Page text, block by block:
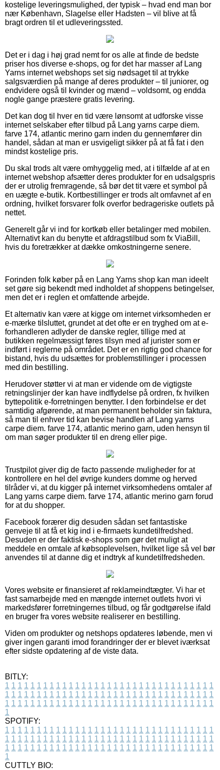
kostelige leveringsmulighed, der typisk – hvad end man bor
nær København, Slagelse eller Hadsten – vil blive at få
bragt ordren til et udleveringssted.
Det er i dag i høj grad nemt for os alle at finde de bedste
priser hos diverse e-shops, og for det har masser af Lang
Yarns internet webshops set sig nødsaget til at trykke
salgsværdien på mange af deres produkter – til juniorer, og
endvidere også til kvinder og mænd – voldsomt, og endda
nogle gange præstere gratis levering.
Det kan dog til hver en tid være lønsomt at udforske visse
internet selskaber efter tilbud på Lang yarns carpe diem.
farve 174, atlantic merino garn inden du gennemfører din
handel, sådan at man er usvigeligt sikker på at få fat i den
mindst kostelige pris.
Du skal trods alt være omhyggelig med, at i tilfælde af at en
internet webshop afsætter deres produkter for en udsalgspris
der er utrolig fremragende, så bør det tit være et symbol på
en uægte e-butik. Kortbestillinger er trods alt omfavnet af en
ordning, hvilket forsvarer folk overfor bedrageriske outlets på
nettet.
Generelt går vi ind for kortkøb eller betalinger med mobilen.
Alternativt kan du benytte et afdragstilbud som fx ViaBill,
hvis du foretrækker at dække omkostningerne senere.
Forinden folk køber på en Lang Yarns shop kan man ideelt
set gøre sig bekendt med indholdet af shoppens betingelser,
men det er i reglen et omfattende arbejde.
Et alternativ kan være at kigge om internet virksomheden er
e-mærke tilsluttet, grundet at det ofte er en tryghed om at e-
forhandleren adlyder de danske regler, tillige med at
butikken regelmæssigt føres tilsyn med af jurister som er
indført i reglerne på området. Det er en rigtig god chance for
bistand, hvis du udsættes for problemstillinger i processen
med din bestilling.
Herudover støtter vi at man er vidende om de vigtigste
retningslinjer der kan have indflydelse på ordren, fx hvilken
byttepolitik e-forretningen benytter. I den forbindelse er det
samtidig afgørende, at man permanent beholder sin faktura,
så man til enhver tid kan bevise handlen af Lang yarns
carpe diem. farve 174, atlantic merino garn, uden hensyn til
om man søger produkter til en dreng eller pige.
Trustpilot giver dig de facto passende muligheder for at
kontrollere en hel del øvrige kunders domme og herved
tilråder vi, at du kigger på internet virksomhedens omtaler af
Lang yarns carpe diem. farve 174, atlantic merino garn forud
for at du shopper.
Facebook forærer dig desuden sådan set fantastiske
genveje til at få et kig ind i e-firmaets kundetilfredshed.
Desuden er der faktisk e-shops som gør det muligt at
meddele en omtale af købsoplevelsen, hvilket lige så vel bør
anvendes til at danne dig et indtryk af kundetilfredsheden.
Vores website er finansieret af reklameindtægter. Vi har et
fast samarbejde med en mængde internet outlets hvori vi
markedsfører forretningernes tilbud, og får godtgørelse ifald
en bruger fra vores website realiserer en bestilling.
Viden om produkter og netshops opdateres løbende, men vi
giver ingen garanti imod forandringer der er blevet iværksat
efter sidste opdatering af de viste data.
BITLY:
1 1 1 1 1 1 1 1 1 1 1 1 1 1 1 1 1 1 1 1 1 1 1 1 1 1 1 1 1 1 1 1 1
1 1 1 1 1 1 1 1 1 1 1 1 1 1 1 1 1 1 1 1 1 1 1 1 1 1 1 1 1 1 1 1 1
1 1 1 1 1 1 1 1 1 1 1 1 1 1 1 1 1 1 1 1 1 1 1 1 1 1 1 1 1 1 1 1 1
1
SPOTIFY:
1 1 1 1 1 1 1 1 1 1 1 1 1 1 1 1 1 1 1 1 1 1 1 1 1 1 1 1 1 1 1 1 1
1 1 1 1 1 1 1 1 1 1 1 1 1 1 1 1 1 1 1 1 1 1 1 1 1 1 1 1 1 1 1 1 1
1 1 1 1 1 1 1 1 1 1 1 1 1 1 1 1 1 1 1 1 1 1 1 1 1 1 1 1 1 1 1 1 1
1
CUTTLY BIO: